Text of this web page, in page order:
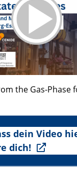
the Gas-Phase
dein Video
dich!